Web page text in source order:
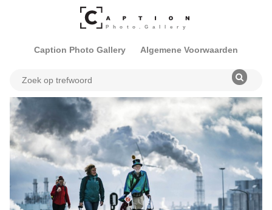
Caption Photo Gallery Algemene Voorwaarden